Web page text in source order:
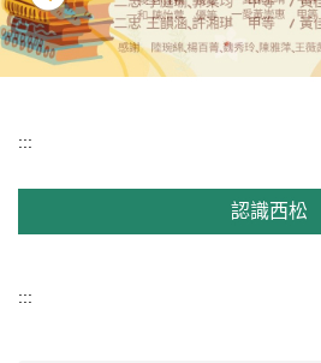
:::
認識西松
:::